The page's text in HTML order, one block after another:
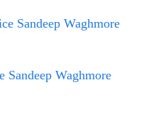
Sandeep Waghmore
Sandeep Waghmore